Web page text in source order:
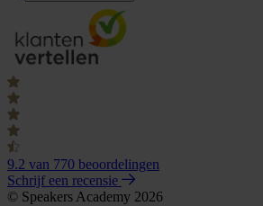
9.2 van 770 beoordelingen
Schrijf een recensie
© Speakers Academy 2026